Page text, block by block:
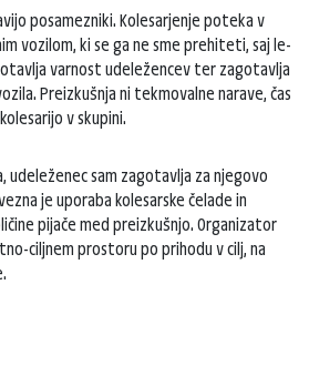
posamezniki. Kolesarjenje poteka v
vozilom, ki se ga ne sme prehiteti, saj le-
varnost udeležencev ter zagotavlja
Preizkušnja ni tekmovalne narave, čas
v skupini.
udeleženec sam zagotavlja za njegovo
je uporaba kolesarske čelade in
pijače med preizkušnjo. Organizator
ciljnem prostoru po prihodu v cilj, na